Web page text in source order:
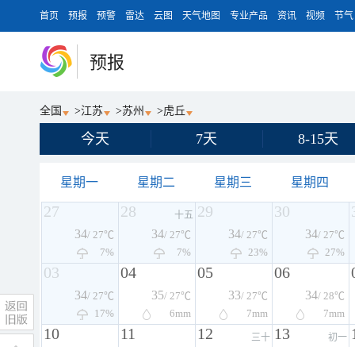
首页 预报 预警 雷达 云图 天气地图 专业产品 资讯 视频 节气
预报
全国 >江苏 >苏州 >虎丘
今天 7天 8-15天
星期一 星期二 星期三 星期四
27
34/ 27℃
7%
28 十五
34/ 27℃
7%
29
34/ 27℃
23%
30
34/ 27℃
27%
03
34/ 27℃
17%
04
35/ 27℃
6mm
05
33/ 27℃
7mm
06
34/ 28℃
7mm
10 11 12 三十 13 初一